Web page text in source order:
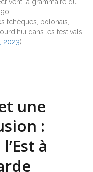
la grammaire du
tchèques, polonais,
dans les festivals
2023).
une
:
à